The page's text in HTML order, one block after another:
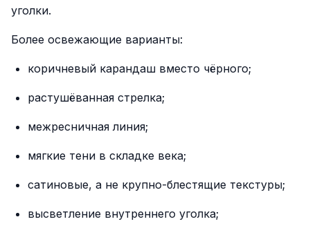
уголки.
Более освежающие варианты:
коричневый карандаш вместо чёрного;
растушёванная стрелка;
межресничная линия;
мягкие тени в складке века;
сатиновые, а не крупно-блестящие текстуры;
высветление внутреннего уголка;